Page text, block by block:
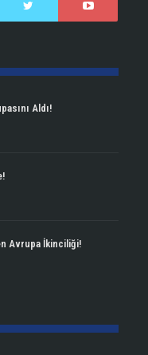
Aldı!
Avrupa İkinciliği!